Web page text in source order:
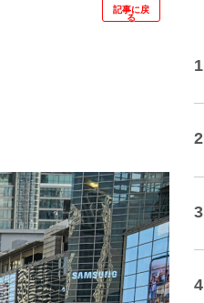
記事に戻
る